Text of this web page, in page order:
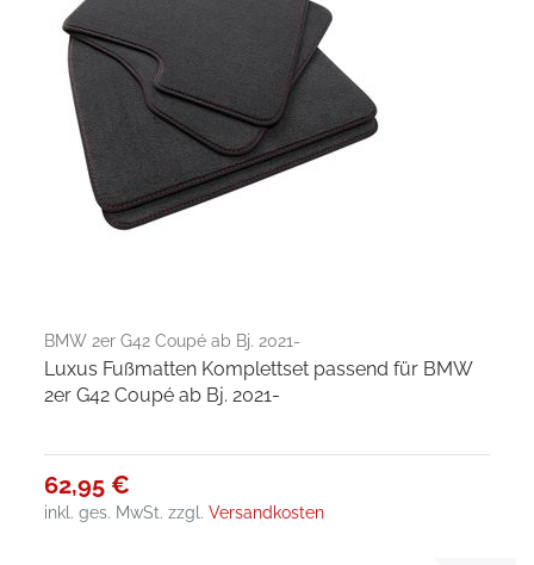
BMW 2er G42 Coupé ab Bj. 2021-
Luxus Fußmatten Komplettset passend für BMW
2er G42 Coupé ab Bj. 2021-
62,95 €
inkl. ges. MwSt. zzgl.Versandkosten